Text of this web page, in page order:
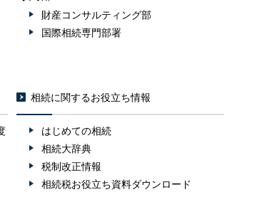
財産コンサルティング部
国際相続専門部署
相続に関するお役立ち情報
はじめての相続
相続大辞典
税制改正情報
相続税お役立ち資料ダウンロード